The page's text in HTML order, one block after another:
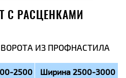
С РАСЦЕНКАМИ
ИЗ ПРОФНАСТИЛА
2500 Ширина 2500-3000